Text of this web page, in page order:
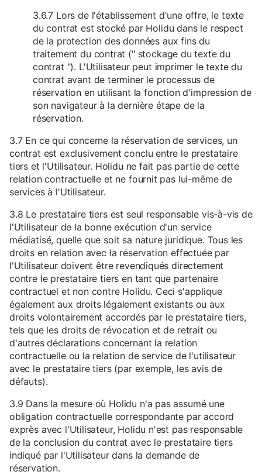
3.6.7 Lors de l'établissement d'une offre, le texte
du contrat est stocké par Holidu dans le respect
de la protection des données aux fins du
traitement du contrat (" stockage du texte du
contrat "). L'Utilisateur peut imprimer le texte du
contrat avant de terminer le processus de
réservation en utilisant la fonction d'impression de
son navigateur à la dernière étape de la
réservation.
3.7 En ce qui concerne la réservation de services, un
contrat est exclusivement conclu entre le prestataire
tiers et l'Utilisateur. Holidu ne fait pas partie de cette
relation contractuelle et ne fournit pas lui-même de
services à l'Utilisateur.
3.8 Le prestataire tiers est seul responsable vis-à-vis de
l'Utilisateur de la bonne exécution d'un service
médiatisé, quelle que soit sa nature juridique. Tous les
droits en relation avec la réservation effectuée par
l'Utilisateur doivent être revendiqués directement
contre le prestataire tiers en tant que partenaire
contractuel et non contre Holidu. Ceci s'applique
également aux droits légalement existants ou aux
droits volontairement accordés par le prestataire tiers,
tels que les droits de révocation et de retrait ou
d'autres déclarations concernant la relation
contractuelle ou la relation de service de l'utilisateur
avec le prestataire tiers (par exemple, les avis de
défauts).
3.9 Dans la mesure où Holidu n'a pas assumé une
obligation contractuelle correspondante par accord
exprès avec l'Utilisateur, Holidu n'est pas responsable
de la conclusion du contrat avec le prestataire tiers
indiqué par l'Utilisateur dans la demande de
réservation.